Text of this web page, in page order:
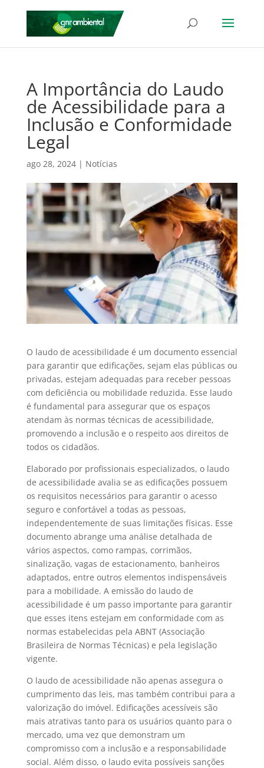
A Importância do Laudo
de Acessibilidade para a
Inclusão e Conformidade
Legal
ago 28, 2024| Notícias
O laudo de acessibilidade é um documento essencial
para garantir que edificações, sejam elas públicas ou
privadas, estejam adequadas para receber pessoas
com deficiência ou mobilidade reduzida. Esse laudo
é fundamental para assegurar que os espaços
atendam às normas técnicas de acessibilidade,
promovendo a inclusão e o respeito aos direitos de
todos os cidadãos.
Elaborado por profissionais especializados, o laudo
de acessibilidade avalia se as edificações possuem
os requisitos necessários para garantir o acesso
seguro e confortável a todas as pessoas,
independentemente de suas limitações físicas. Esse
documento abrange uma análise detalhada de
vários aspectos, como rampas, corrimãos,
sinalização, vagas de estacionamento, banheiros
adaptados, entre outros elementos indispensáveis
para a mobilidade. A emissão do laudo de
acessibilidade é um passo importante para garantir
que esses itens estejam em conformidade com as
normas estabelecidas pela ABNT (Associação
Brasileira de Normas Técnicas) e pela legislação
vigente.
O laudo de acessibilidade não apenas assegura o
cumprimento das leis, mas também contribui para a
valorização do imóvel. Edificações acessíveis são
mais atrativas tanto para os usuários quanto para o
mercado, uma vez que demonstram um
compromisso com a inclusão e a responsabilidade
social. Além disso, o laudo evita possíveis sanções